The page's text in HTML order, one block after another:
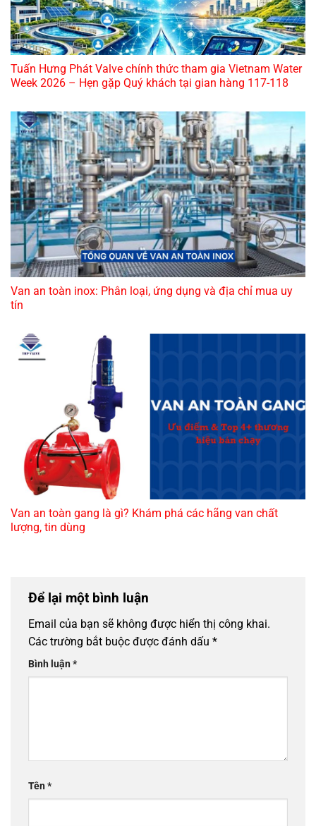
Tuấn Hưng Phát Valve chính thức tham gia Vietnam Water
Week 2026 – Hẹn gặp Quý khách tại gian hàng 117-118
Van an toàn inox: Phân loại, ứng dụng và địa chỉ mua uy
tín
Van an toàn gang là gì? Khám phá các hãng van chất
lượng, tin dùng
Để lại một bình luận
Email của bạn sẽ không được hiển thị công khai.
Các trường bắt buộc được đánh dấu *
Bình luận*
Tên*